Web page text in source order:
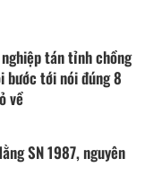
tán tỉnh chồng
tới nói đúng 8
về
SN 1987, nguyên